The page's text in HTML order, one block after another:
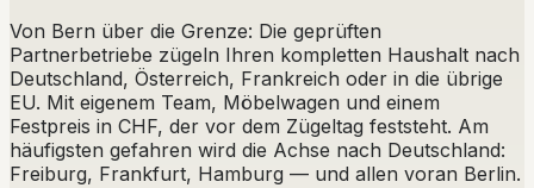
Von Bern über die Grenze: Die geprüften
Partnerbetriebe zügeln Ihren kompletten Haushalt nach
Deutschland, Österreich, Frankreich oder in die übrige
EU. Mit eigenem Team, Möbelwagen und einem
Festpreis in CHF, der vor dem Zügeltag feststeht. Am
häufigsten gefahren wird die Achse nach Deutschland:
Freiburg, Frankfurt, Hamburg — und allen voran Berlin.